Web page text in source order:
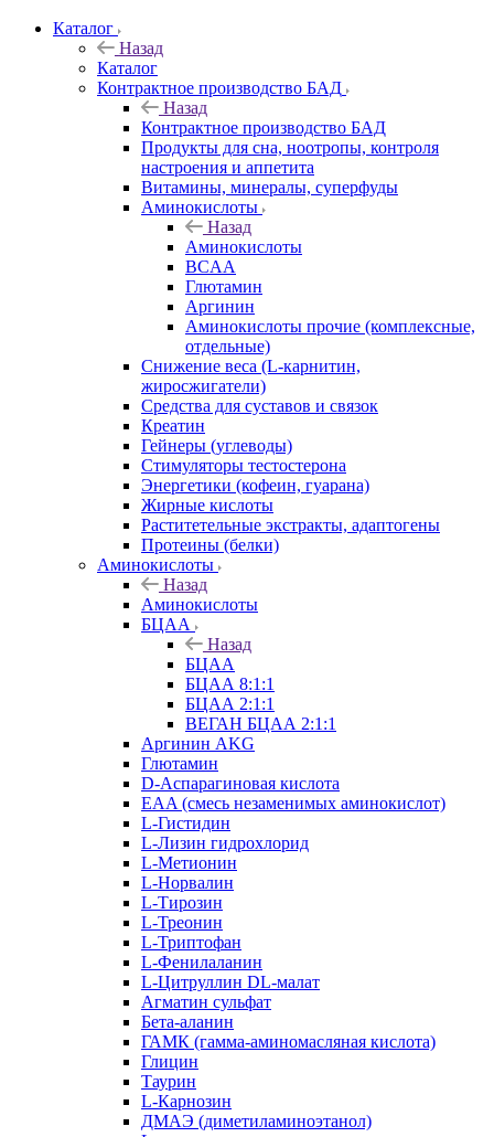
Каталог
Назад
Каталог
Контрактное производство БАД
Назад
Контрактное производство БАД
Продукты для сна, ноотропы, контроля
настроения и аппетита
Витамины, минералы, суперфуды
Аминокислоты
Назад
Аминокислоты
BCAA
Глютамин
Аргинин
Аминокислоты прочие (комплексные,
отдельные)
Снижение веса (L-карнитин,
жиросжигатели)
Средства для суставов и связок
Креатин
Гейнеры (углеводы)
Стимуляторы тестостерона
Энергетики (кофеин, гуарана)
Жирные кислоты
Раститетельные экстракты, адаптогены
Протеины (белки)
Аминокислоты
Назад
Аминокислоты
БЦАА
Назад
БЦАА
БЦАА 8:1:1
БЦАА 2:1:1
ВЕГАН БЦАА 2:1:1
Аргинин AKG
Глютамин
D-Аспарагиновая кислота
EAA (смесь незаменимых аминокислот)
L-Гистидин
L-Лизин гидрохлорид
L-Метионин
L-Норвалин
L-Тирозин
L-Треонин
L-Триптофан
L-Фенилаланин
L-Цитруллин DL-малат
Агматин cульфат
Бета-аланин
ГАМК (гамма-аминомасляная кислота)
Глицин
Таурин
L-Карнозин
ДМАЭ (диметиламиноэтанол)